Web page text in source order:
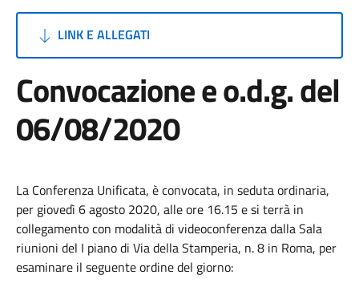
LINK E ALLEGATI
Convocazione e o.d.g. del
06/08/2020
La Conferenza Unificata, è convocata, in seduta ordinaria,
per giovedì 6 agosto 2020, alle ore 16.15 e si terrà in
collegamento con modalità di videoconferenza dalla Sala
riunioni del I piano di Via della Stamperia, n. 8 in Roma, per
esaminare il seguente ordine del giorno: